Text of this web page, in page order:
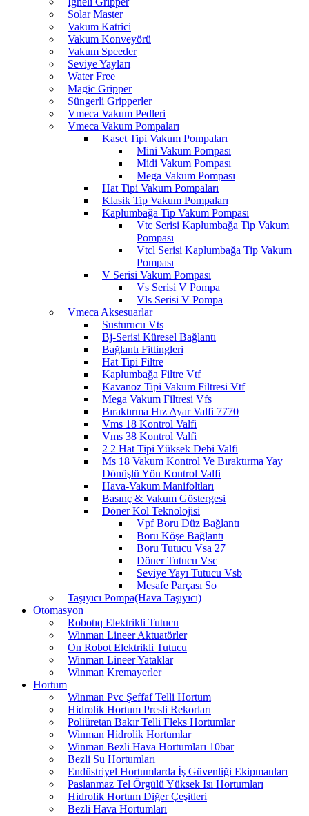
Solar Master
Vakum Katrici
Vakum Konveyörü
Vakum Speeder
Seviye Yayları
Water Free
Magic Gripper
Süngerli Gripperler
Vmeca Vakum Pedleri
Vmeca Vakum Pompaları
Kaset Tipi Vakum Pompaları
Mini Vakum Pompası
Midi Vakum Pompası
Mega Vakum Pompası
Hat Tipi Vakum Pompaları
Klasik Tip Vakum Pompaları
Kaplumbağa Tip Vakum Pompası
Vtc Serisi Kaplumbağa Tip Vakum
Pompası
Vtcl Serisi Kaplumbağa Tip Vakum
Pompası
V Serisi Vakum Pompası
Vs Serisi V Pompa
Vls Serisi V Pompa
Vmeca Aksesuarlar
Susturucu Vts
Bj-Serisi Küresel Bağlantı
Bağlantı Fittingleri
Hat Tipi Filtre
Kaplumbağa Filtre Vtf
Kavanoz Tipi Vakum Filtresi Vtf
Mega Vakum Filtresi Vfs
Bıraktırma Hız Ayar Valfi 7770
Vms 18 Kontrol Valfi
Vms 38 Kontrol Valfi
2 2 Hat Tipi Yüksek Debi Valfi
Ms 18 Vakum Kontrol Ve Bıraktırma Yay
Dönüşlü Yön Kontrol Valfi
Hava-Vakum Manifoltları
Basınç & Vakum Göstergesi
Döner Kol Teknolojisi
Vpf Boru Düz Bağlantı
Boru Köşe Bağlantı
Boru Tutucu Vsa 27
Döner Tutucu Vsc
Seviye Yayı Tutucu Vsb
Mesafe Parçası So
Taşıyıcı Pompa(Hava Taşıyıcı)
Otomasyon
Robotıq Elektrikli Tutucu
Winman Lineer Aktuatörler
On Robot Elektrikli Tutucu
Winman Lineer Yataklar
Winman Kremayerler
Hortum
Winman Pvc Şeffaf Telli Hortum
Hidrolik Hortum Presli Rekorları
Poliüretan Bakır Telli Fleks Hortumlar
Winman Hidrolik Hortumlar
Winman Bezli Hava Hortumları 10bar
Bezli Su Hortumları
Endüstriyel Hortumlarda İş Güvenliği Ekipmanları
Paslanmaz Tel Örgülü Yüksek Isı Hortumları
Hidrolik Hortum Diğer Çeşitleri
Bezli Hava Hortumları